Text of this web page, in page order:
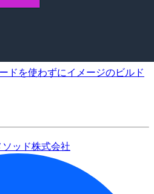
ドを使わずにイメージのビルド
ッド株式会社